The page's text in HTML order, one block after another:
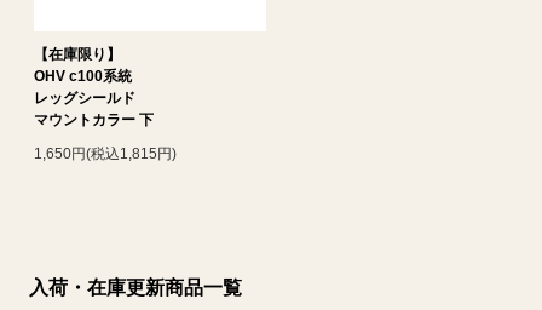
【在庫限り】
OHV c100系統
レッグシールド
マウントカラー 下
1,650円(税込1,815円)
入荷・在庫更新商品一覧